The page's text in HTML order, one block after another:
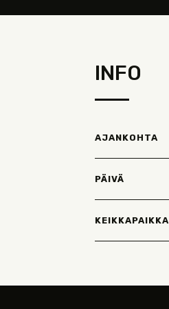
INFO
AJANKOHTA
PÄIVÄ
KEIKKAPAIKKA